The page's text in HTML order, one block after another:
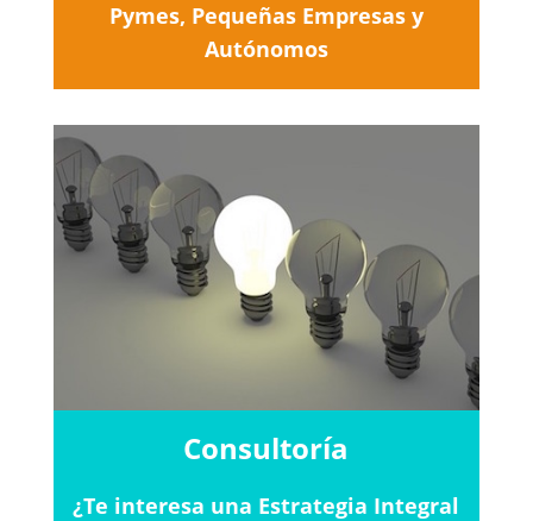
Pymes, Pequeñas Empresas y
Autónomos
Consultoría
¿Te interesa una Estrategia Integral